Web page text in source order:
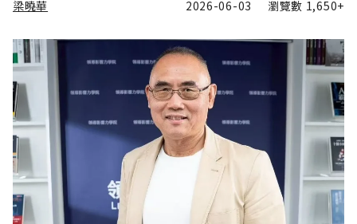
梁曉華 2026-06-03 瀏覽數 1,650+